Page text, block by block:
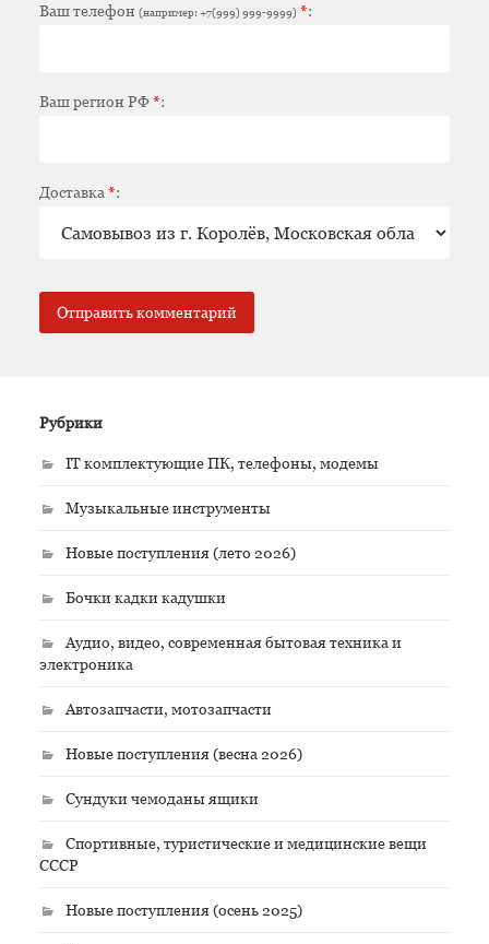
Ваш телефон (например: +7(999) 999-9999) *:
Ваш регион РФ*:
Доставка *:
Рубрики
IT комплектующие ПК, телефоны, модемы
Музыкальные инструменты
Новые поступления (лето 2026)
Бочки кадки кадушки
Аудио, видео, современная бытовая техника и
электроника
Автозапчасти, мотозапчасти
Новые поступления (весна 2026)
Сундуки чемоданы ящики
Спортивные, туристические и медицинские вещи
СССР
Новые поступления (осень 2025)